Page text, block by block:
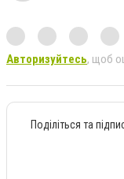
Авторизуйтесь, щоб
Поділіться та